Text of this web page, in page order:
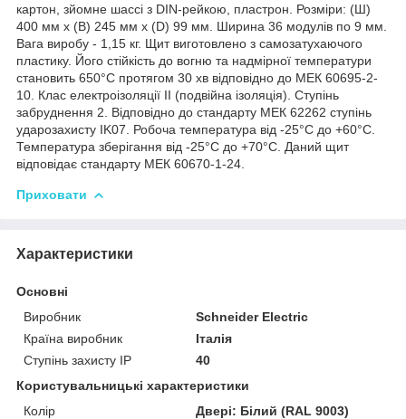
картон, зйомне шассі з DIN-рейкою, пластрон. Розміри: (Ш)
400 мм x (В) 245 мм x (D) 99 мм. Ширина 36 модулів по 9 мм.
Вага виробу - 1,15 кг. Щит виготовлено з самозатухаючого
пластику. Його стійкість до вогню та надмірної температури
становить 650°C протягом 30 хв відповідно до МЕК 60695-2-
10. Клас електроізоляції ІІ (подвійна ізоляція). Ступінь
забруднення 2. Відповідно до стандарту МЕК 62262 ступінь
ударозахисту IK07. Робоча температура від -25°C до +60°C.
Температура зберігання від -25°С до +70°С. Даний щит
відповідає стандарту МЕК 60670-1-24.
Приховати
Характеристики
Основні
Виробник
Schneider Electric
Країна виробник
Італія
Ступінь захисту IP
40
Користувальницькі характеристики
Колір
Двері: Білий (RAL 9003)